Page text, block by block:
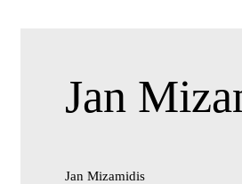
Jan
Jan Mizamidis